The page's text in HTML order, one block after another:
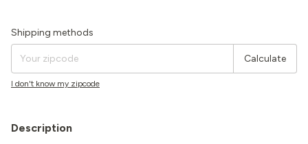
Shipping for zipcode:
Shipping methods
Calculate
I don't know my zipcode
Description